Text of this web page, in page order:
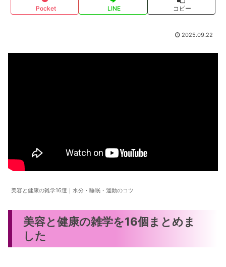
Pocket LINE コピー
2025.09.22
美容と健康の雑学16選｜水分・睡眠・運動のコツ
美容と健康の雑学を16個まとめま
した